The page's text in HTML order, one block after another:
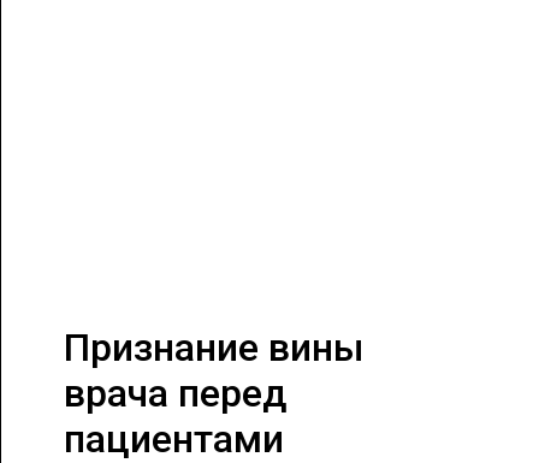
Признание вины
врача перед
пациентами